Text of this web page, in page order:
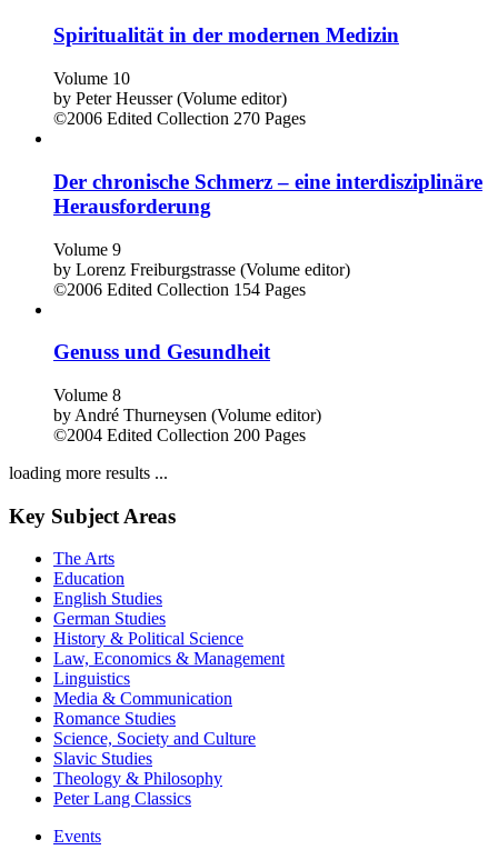
Spiritualität in der modernen Medizin
Volume 10
by Peter Heusser (Volume editor)
©2006 Edited Collection 270 Pages
Der chronische Schmerz – eine interdisziplinäre
Herausforderung
Volume 9
by Lorenz Freiburgstrasse (Volume editor)
©2006 Edited Collection 154 Pages
Genuss und Gesundheit
Volume 8
by André Thurneysen (Volume editor)
©2004 Edited Collection 200 Pages
loading more results ...
Key Subject Areas
The Arts
Education
English Studies
German Studies
History & Political Science
Law, Economics & Management
Linguistics
Media & Communication
Romance Studies
Science, Society and Culture
Slavic Studies
Theology & Philosophy
Peter Lang Classics
Events